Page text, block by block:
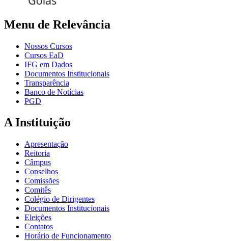
Menu de Relevância
Nossos Cursos
Cursos EaD
IFG em Dados
Documentos Institucionais
Transparência
Banco de Notícias
PGD
A Instituição
Apresentação
Reitoria
Câmpus
Conselhos
Comissões
Comitês
Colégio de Dirigentes
Documentos Institucionais
Eleições
Contatos
Horário de Funcionamento